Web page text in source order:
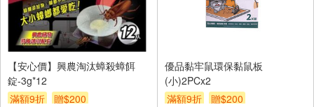
【安心價】興農淘汰蟑殺蟑餌
錠-3g*12
滿額9折
贈$200
優品黏牢鼠環保黏鼠板
(小)2PCx2
滿額9折
贈$200